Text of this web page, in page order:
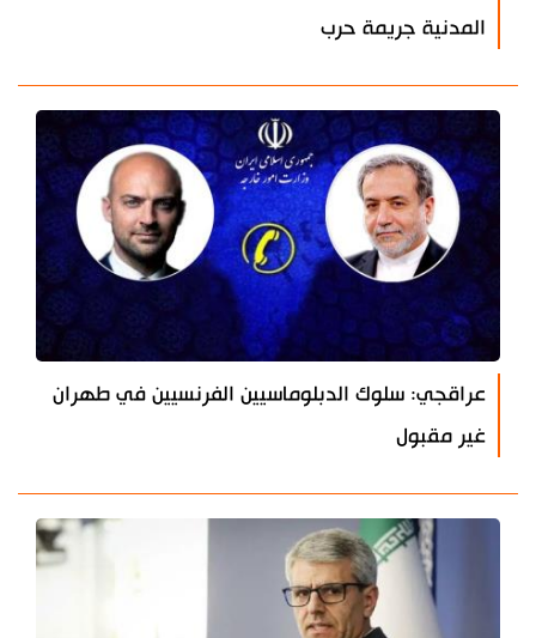
المدنية جريمة حرب
عراقجي: سلوك الدبلوماسيين الفرنسيين في طهران
غير مقبول